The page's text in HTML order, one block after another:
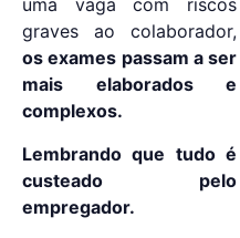
uma vaga com riscos
graves ao colaborador,
os exames passam a ser
mais elaborados e
complexos.
Lembrando que tudo é
custeado pelo
empregador.